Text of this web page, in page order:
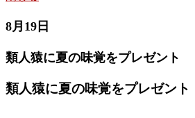
8月19日
類人猿に夏の味覚をプレゼント
類人猿に夏の味覚をプレゼント